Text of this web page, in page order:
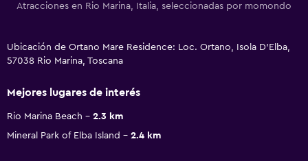
Atracciones en Rio Marina, Italia, seleccionadas por momondo
Ubicación de Ortano Mare Residence: Loc. Ortano, Isola D'Elba,
57038 Rio Marina, Toscana
Mejores lugares de interés
Rio Marina Beach
2.3 km
Mineral Park of Elba Island
2.4 km